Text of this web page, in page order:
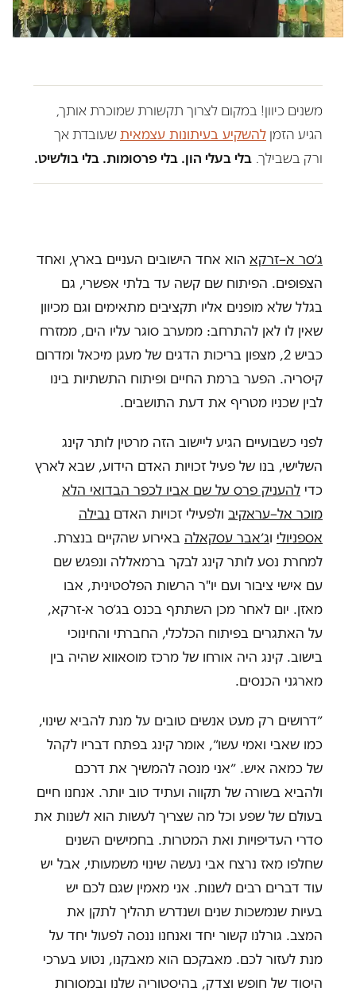
משנים כיוון! במקום לצרוך תקשורת שמוכרת אותך,
הגיע הזמן להשקיע בעיתונות עצמאיתשעובדת אך
ורק בשבילך. בלי בעלי הון. בלי פרסומות. בלי בולשיט.
ג׳סר א–זרקא הוא אחד הישובים העניים בארץ, ואחד
הצפופים. הפיתוח שם קשה עד בלתי אפשרי, גם
בגלל שלא מופנים אליו תקציבים מתאימים וגם מכיוון
שאין לו לאן להתרחב: ממערב סוגר עליו הים, ממזרח
כביש 2, מצפון בריכות הדגים של מעגן מיכאל ומדרום
קיסריה. הפער ברמת החיים ופיתוח התשתיות בינו
לבין שכניו מטריף את דעת התושבים.
לפני כשבועיים הגיע ליישוב הזה מרטין לותר קינג
השלישי, בנו של פעיל זכויות האדם הידוע, שבא לארץ
כדי להעניק פרס על שם אביו לכפר הבדואי הלא
מוכר אל–עראקיב ולפעילי זכויות האדם נבילה
אספניולי וג׳אבר עסקאלה באירוע שהקיים בנצרת.
למחרת נסע לותר קינג לבקר ברמאללה ונפגש שם
עם אישי ציבור ועם יו"ר הרשות הפלסטינית, אבו
מאזן. יום לאחר מכן השתתף בכנס בג׳סר א-זרקא,
על האתגרים בפיתוח הכלכלי, החברתי והחינוכי
בישוב. קינג היה אורחו של מרכז מוסאווא שהיה בין
מארגני הכנסים.
״דרושים רק מעט אנשים טובים על מנת להביא שינוי,
כמו שאבי ואמי עשו״, אומר קינג בפתח דבריו לקהל
של כמאה איש. ״אני מנסה להמשיך את דרכם
ולהביא בשורה של תקווה ועתיד טוב יותר. אנחנו חיים
בעולם של שפע וכל מה שצריך לעשות הוא לשנות את
סדרי העדיפויות ואת המטרות. בחמישים השנים
שחלפו מאז נרצח אבי נעשה שינוי משמעותי, אבל יש
עוד דברים רבים לשנות. אני מאמין שגם לכם יש
בעיות שנמשכות שנים ושנדרש תהליך לתקן את
המצב. גורלנו קשור יחד ואנחנו ננסה לפעול יחד על
מנת לעזור לכם. מאבקכם הוא מאבקנו, נטוע בערכי
היסוד של חופש וצדק, בהיסטוריה שלנו ובמסורות